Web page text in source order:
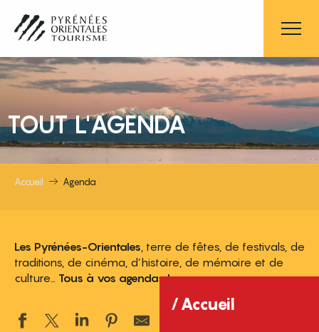
contenu
principal
Accueil
TOUT L'AGENDA
Accueil Agenda
Les Pyrénées-Orientales , terre de fêtes, de festivals, de
traditions, de cinéma, d’histoire, de mémoire et de
culture… Tous à vos agendas !